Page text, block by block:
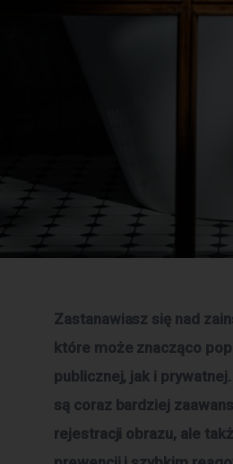
Zastanawiasz się nad
które może znacząco
publicznej, jak i
są coraz bardziej
rejestracji obrazu, ale